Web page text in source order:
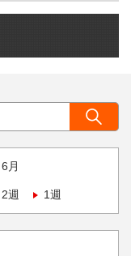
6月
2週 1週